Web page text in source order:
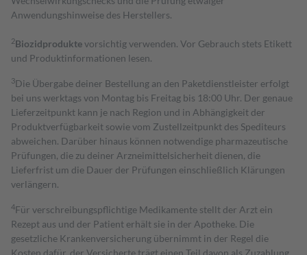
Anwendungshinweise des Herstellers.
2Biozidproduktevorsichtig verwenden. Vor Gebrauch stets Etikett
und Produktinformationen lesen.
3Die Übergabe deiner Bestellung an den Paketdienstleister erfolgt
bei uns werktags von Montag bis Freitag bis 18:00 Uhr. Der genaue
Lieferzeitpunkt kann je nach Region und in Abhängigkeit der
Produktverfügbarkeit sowie vom Zustellzeitpunkt des Spediteurs
abweichen. Darüber hinaus können notwendige pharmazeutische
Prüfungen, die zu deiner Arzneimittelsicherheit dienen, die
Lieferfrist um die Dauer der Prüfungen einschließlich Klärungen
verlängern.
4Für verschreibungspflichtige Medikamente stellt der Arzt ein
Rezept aus und der Patient erhält sie in der Apotheke. Die
gesetzliche Krankenversicherung übernimmt in der Regel die
Kosten dafür, der Versicherte trägt einen Teil davon als Zuzahlung